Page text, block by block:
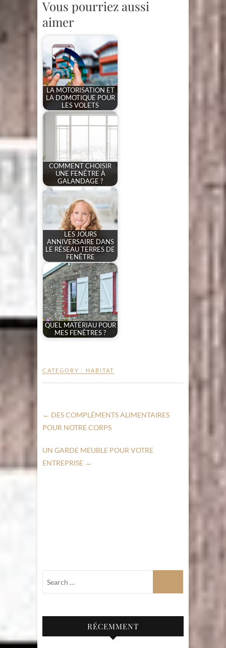
Vous pourriez aussi
aimer
LA MOTORISATION ET
LA DOMOTIQUE POUR
LES VOLETS
COMMENT CHOISIR
UNE FENÊTRE À
GALANDAGE ?
LES JOURS
ANNIVERSAIRE DANS
LE RÉSEAU TERRES DE
FENÊTRE
QUEL MATÉRIAU POUR
MES FENÊTRES ?
CATEGORY : HABITAT
← DES COMPLÉMENTS ALIMENTAIRES
POUR NOTRE CORPS
UN GARDE MEUBLE POUR VOTRE
ENTREPRISE →
RÉCEMMENT